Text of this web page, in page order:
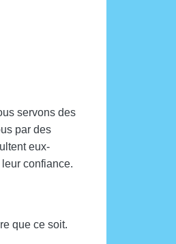
servons des
par des
eux-
confiance.
que ce soit.